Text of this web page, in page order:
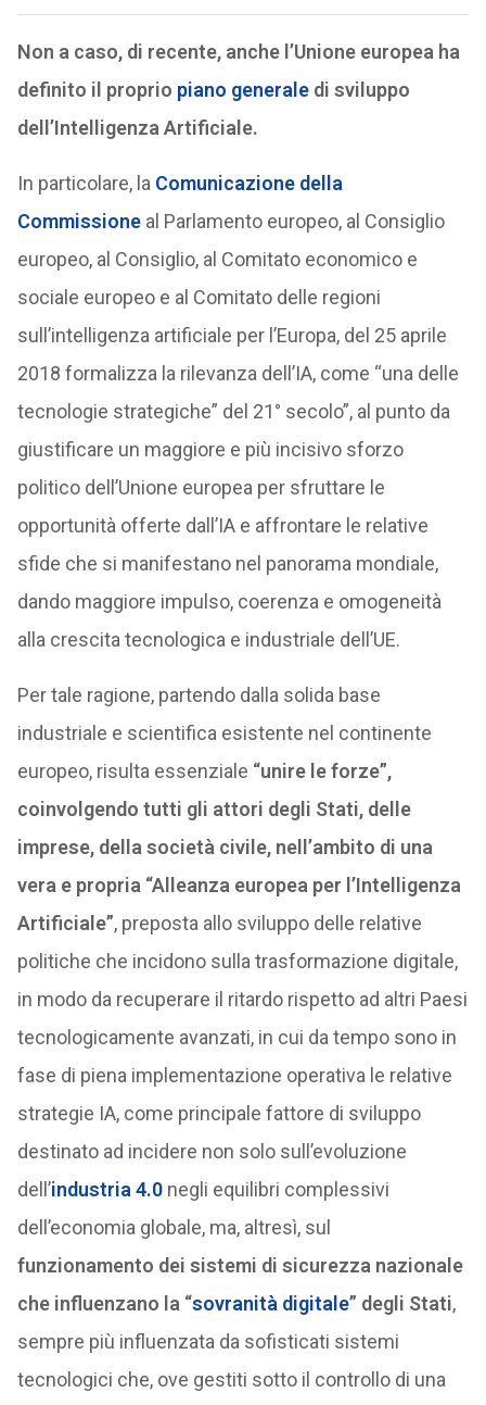
Non a caso, di recente, anche l’Unione europea ha
definito il proprio piano generale di sviluppo
dell’Intelligenza Artificiale.
In particolare, la Comunicazione della
Commissioneal Parlamento europeo, al Consiglio
europeo, al Consiglio, al Comitato economico e
sociale europeo e al Comitato delle regioni
sull’intelligenza artificiale per l’Europa, del 25 aprile
2018 formalizza la rilevanza dell’IA, come “una delle
tecnologie strategiche” del 21° secolo”, al punto da
giustificare un maggiore e più incisivo sforzo
politico dell’Unione europea per sfruttare le
opportunità offerte dall’IA e affrontare le relative
sfide che si manifestano nel panorama mondiale,
dando maggiore impulso, coerenza e omogeneità
alla crescita tecnologica e industriale dell’UE.
Per tale ragione, partendo dalla solida base
industriale e scientifica esistente nel continente
europeo, risulta essenziale “unire le forze”,
coinvolgendo tutti gli attori degli Stati, delle
imprese, della società civile, nell’ambito di una
vera e propria “Alleanza europea per l’Intelligenza
Artificiale”, preposta allo sviluppo delle relative
politiche che incidono sulla trasformazione digitale,
in modo da recuperare il ritardo rispetto ad altri Paesi
tecnologicamente avanzati, in cui da tempo sono in
fase di piena implementazione operativa le relative
strategie IA, come principale fattore di sviluppo
destinato ad incidere non solo sull’evoluzione
dell’industria 4.0negli equilibri complessivi
dell’economia globale, ma, altresì, sul
funzionamento dei sistemi di sicurezza nazionale
che influenzano la “sovranità digitale” degli Stati,
sempre più influenzata da sofisticati sistemi
tecnologici che, ove gestiti sotto il controllo di una